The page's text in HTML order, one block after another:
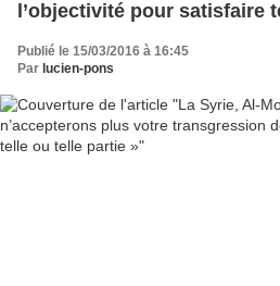
l’objectivité pour satisfaire
Publié le 15/03/2016 à 16:45
Par lucien-pons